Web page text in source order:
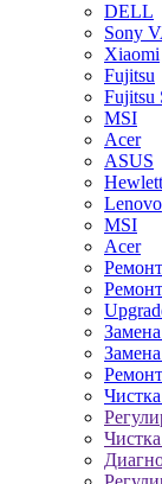
DELL
Sony
Xiaomi
Fujitsu
Fujitsu
MSI
Acer
ASUS
Lenovo
MSI
Acer